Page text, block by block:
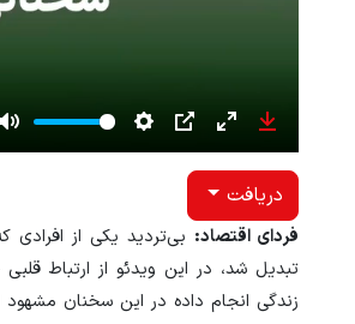
Mute Settings
PIP Enter
fullscreen
Download
دریافت
فردای اقتصاد: بی‌تردید یکی از افرادی
تبدیل شد، در این ویدئو از ارتباط
زندگی انجام داده در این سخنان